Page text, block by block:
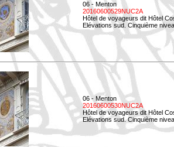
06 - Menton
20160600529NUC2A
Hôtel de voyageurs dit Hôtel
Elévations sud. Cinquième
06 - Menton
20160600530NUC2A
Hôtel de voyageurs dit Hôtel
Elévations sud. Cinquième